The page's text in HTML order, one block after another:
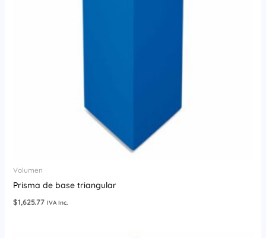
Volumen
Prisma de base triangular
$1,625.77 IVA Inc.